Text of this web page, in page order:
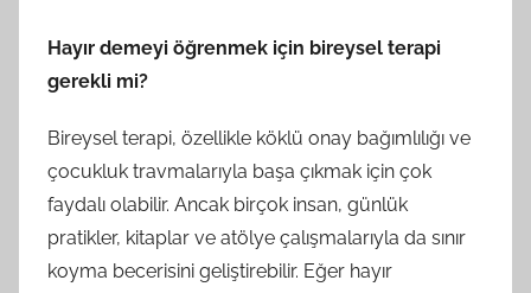
Hayır demeyi öğrenmek için bireysel terapi
gerekli mi?
Bireysel terapi, özellikle köklü onay bağımlılığı ve
çocukluk travmalarıyla başa çıkmak için çok
faydalı olabilir. Ancak birçok insan, günlük
pratikler, kitaplar ve atölye çalışmalarıyla da sınır
koyma becerisini geliştirebilir. Eğer hayır